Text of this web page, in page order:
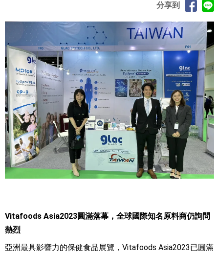
分享到
Vitafoods Asia2023圓滿落幕，全球國際知名原料商仍詢問
熱烈
亞洲最具影響力的保健食品展覽，Vitafoods Asia2023已圓滿